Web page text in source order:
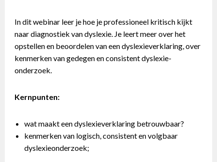
In dit webinar leer je hoe je professioneel kritisch kijkt
naar diagnostiek van dyslexie. Je leert meer over het
opstellen en beoordelen van een dyslexieverklaring, over
kenmerken van gedegen en consistent dyslexie-
onderzoek.
Kernpunten:
wat maakt een dyslexieverklaring betrouwbaar?
kenmerken van logisch, consistent en volgbaar
dyslexieonderzoek;